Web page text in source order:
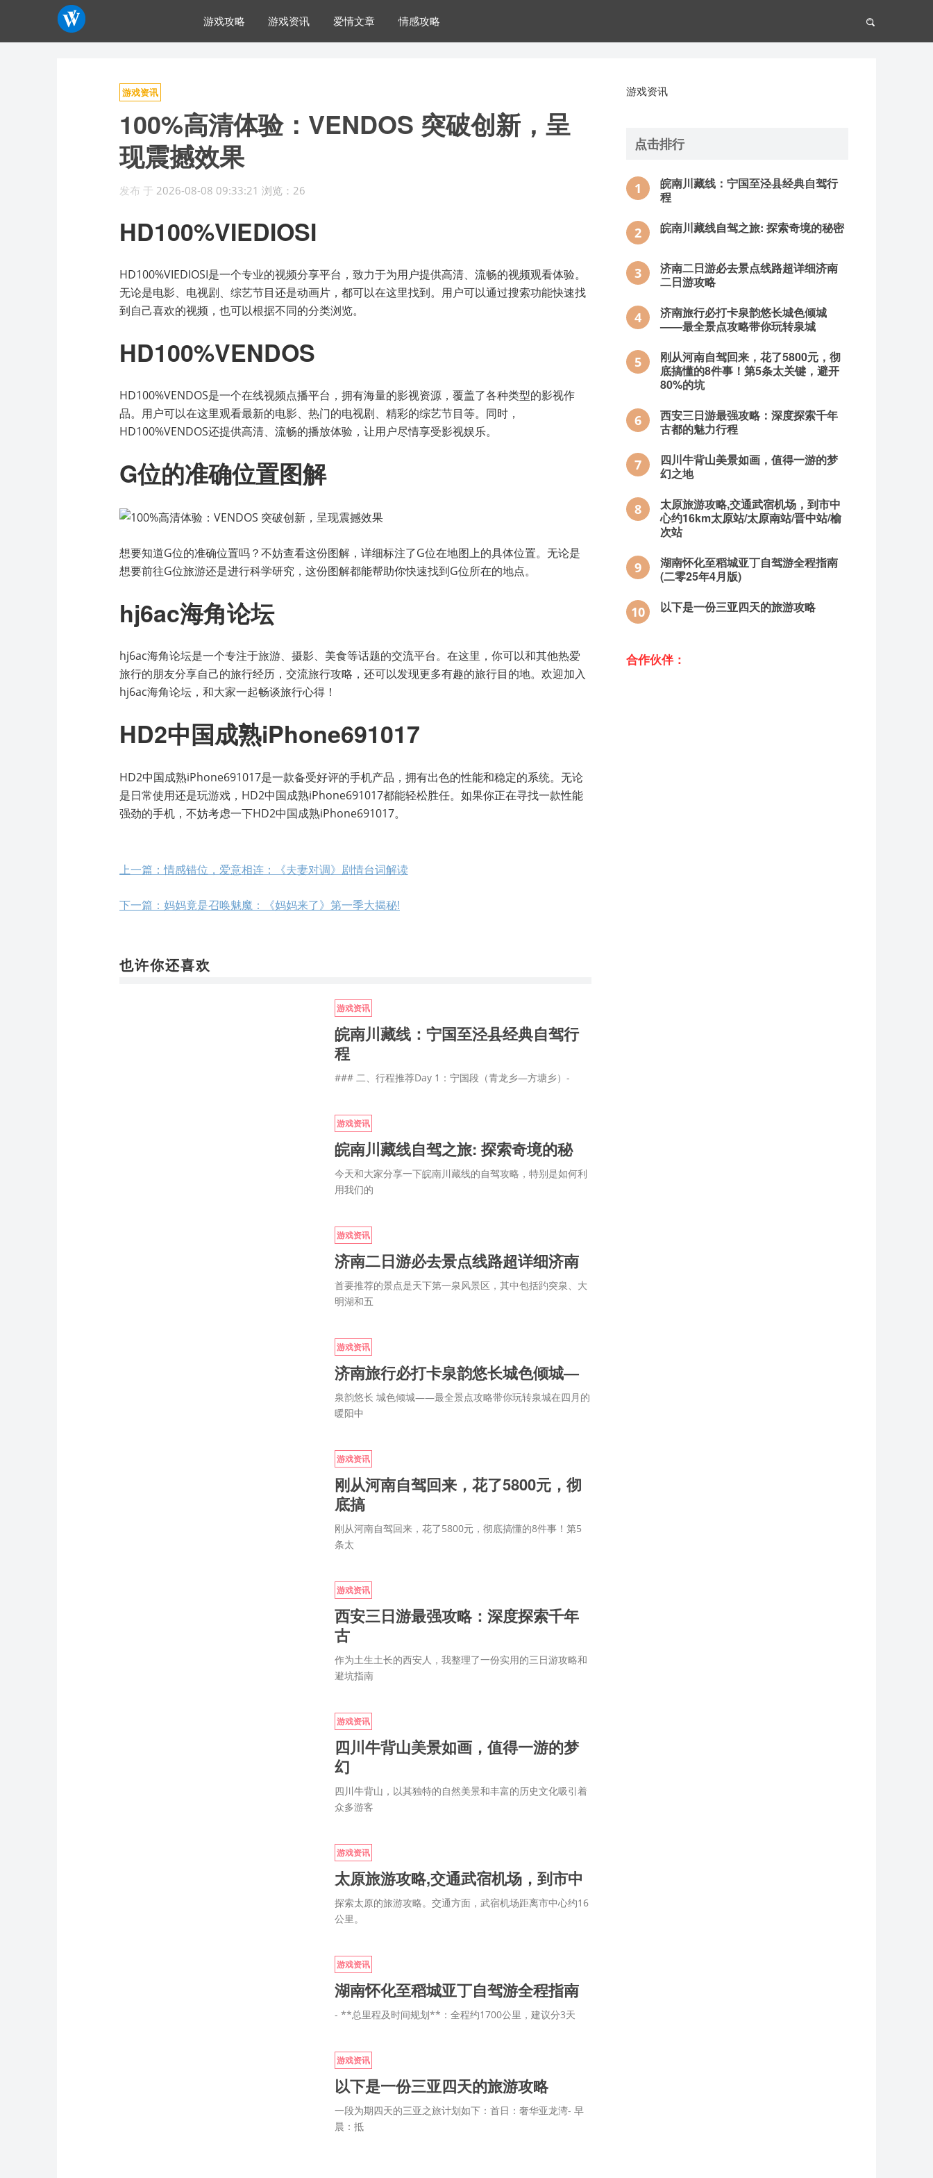
游戏攻略 游戏资讯 爱情文章 情感攻略
游戏资讯
100%高清体验：VENDOS 突破创新，呈
现震撼效果
发布 于 2026-08-08 09:33:21 浏览：26
HD100%VIEDIOSI
HD100%VIEDIOSI是一个专业的视频分享平台，致力于为用户提供高清、流畅的视频观看体验。
无论是电影、电视剧、综艺节目还是动画片，都可以在这里找到。用户可以通过搜索功能快速找
到自己喜欢的视频，也可以根据不同的分类浏览。
HD100%VENDOS
HD100%VENDOS是一个在线视频点播平台，拥有海量的影视资源，覆盖了各种类型的影视作
品。用户可以在这里观看最新的电影、热门的电视剧、精彩的综艺节目等。同时，
HD100%VENDOS还提供高清、流畅的播放体验，让用户尽情享受影视娱乐。
G位的准确位置图解
想要知道G位的准确位置吗？不妨查看这份图解，详细标注了G位在地图上的具体位置。无论是
想要前往G位旅游还是进行科学研究，这份图解都能帮助你快速找到G位所在的地点。
hj6ac海角论坛
hj6ac海角论坛是一个专注于旅游、摄影、美食等话题的交流平台。在这里，你可以和其他热爱
旅行的朋友分享自己的旅行经历，交流旅行攻略，还可以发现更多有趣的旅行目的地。欢迎加入
hj6ac海角论坛，和大家一起畅谈旅行心得！
HD2中国成熟iPhone691017
HD2中国成熟iPhone691017是一款备受好评的手机产品，拥有出色的性能和稳定的系统。无论
是日常使用还是玩游戏，HD2中国成熟iPhone691017都能轻松胜任。如果你正在寻找一款性能
强劲的手机，不妨考虑一下HD2中国成熟iPhone691017。
上一篇：情感错位，爱意相连：《夫妻对调》剧情台词解读
下一篇：妈妈竟是召唤魅魔：《妈妈来了》第一季大揭秘!
也许你还喜欢
游戏资讯
皖南川藏线：宁国至泾县经典自驾行
程
### 二、行程推荐Day 1：宁国段（青龙乡—方塘乡）-
游戏资讯
皖南川藏线自驾之旅: 探索奇境的秘
今天和大家分享一下皖南川藏线的自驾攻略，特别是如何利
用我们的
游戏资讯
济南二日游必去景点线路超详细济南
首要推荐的景点是天下第一泉风景区，其中包括趵突泉、大
明湖和五
游戏资讯
济南旅行必打卡泉韵悠长城色倾城—
泉韵悠长 城色倾城——最全景点攻略带你玩转泉城在四月的
暖阳中
游戏资讯
刚从河南自驾回来，花了5800元，彻
底搞
刚从河南自驾回来，花了5800元，彻底搞懂的8件事！第5
条太
游戏资讯
西安三日游最强攻略：深度探索千年
古
作为土生土长的西安人，我整理了一份实用的三日游攻略和
避坑指南
游戏资讯
四川牛背山美景如画，值得一游的梦
幻
四川牛背山，以其独特的自然美景和丰富的历史文化吸引着
众多游客
游戏资讯
太原旅游攻略,交通武宿机场，到市中
探索太原的旅游攻略。交通方面，武宿机场距离市中心约16
公里。
游戏资讯
湖南怀化至稻城亚丁自驾游全程指南
- **总里程及时间规划**：全程约1700公里，建议分3天
游戏资讯
以下是一份三亚四天的旅游攻略
一段为期四天的三亚之旅计划如下：首日：奢华亚龙湾- 早
晨：抵
游戏资讯
点击排行
1
皖南川藏线：宁国至泾县经典自驾行
程
2 皖南川藏线自驾之旅: 探索奇境的秘密
3
济南二日游必去景点线路超详细济南
二日游攻略
4
济南旅行必打卡泉韵悠长城色倾城
——最全景点攻略带你玩转泉城
5
刚从河南自驾回来，花了5800元，彻
底搞懂的8件事！第5条太关键，避开
80%的坑
6
西安三日游最强攻略：深度探索千年
古都的魅力行程
7
四川牛背山美景如画，值得一游的梦
幻之地
8
太原旅游攻略,交通武宿机场，到市中
心约16km太原站/太原南站/晋中站/榆
次站
9
湖南怀化至稻城亚丁自驾游全程指南
(二零25年4月版)
10 以下是一份三亚四天的旅游攻略
合作伙伴：